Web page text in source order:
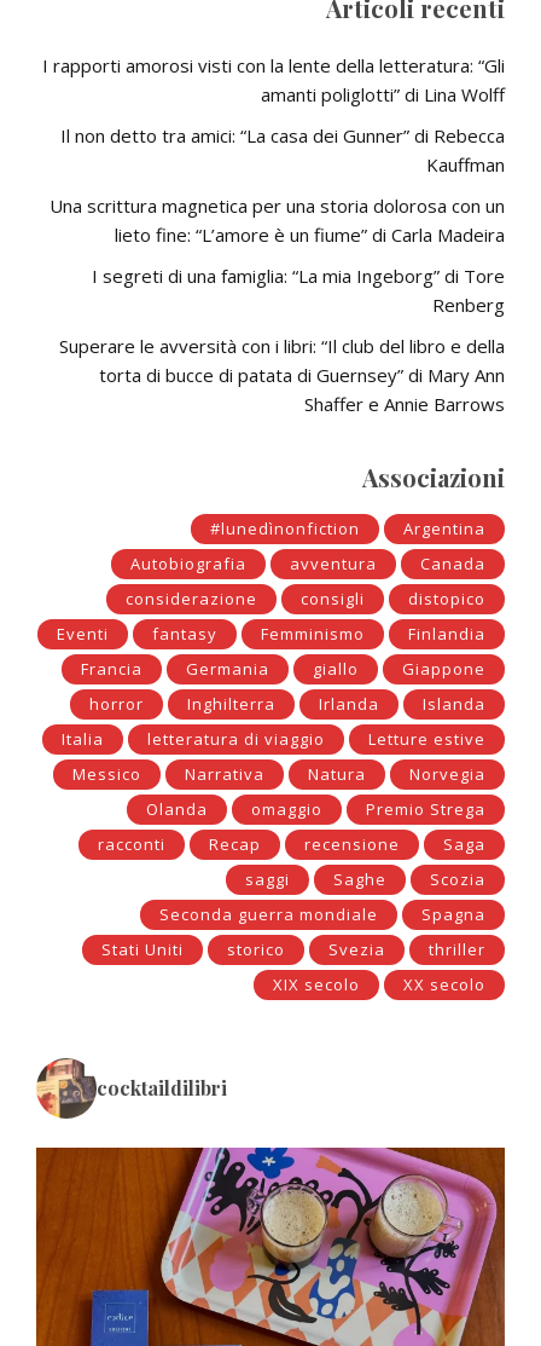
Articoli recenti
I rapporti amorosi visti con la lente della letteratura: “Gli
amanti poliglotti” di Lina Wolff
Il non detto tra amici: “La casa dei Gunner” di Rebecca
Kauffman
Una scrittura magnetica per una storia dolorosa con un
lieto fine: “L’amore è un fiume” di Carla Madeira
I segreti di una famiglia: “La mia Ingeborg” di Tore
Renberg
Superare le avversità con i libri: “Il club del libro e della
torta di bucce di patata di Guernsey” di Mary Ann
Shaffer e Annie Barrows
Associazioni
#lunedìnonfiction
Argentina
Autobiografia
avventura
Canada
considerazione
consigli
distopico
Eventi
fantasy Femminismo
Finlandia
Francia
Germania giallo
Giappone
horror
Inghilterra Irlanda
Islanda
Italia
letteratura di viaggio
Letture estive
Messico
Narrativa Natura
Norvegia
Olanda
omaggio
Premio Strega
racconti
Recap recensione
Saga
saggi
Saghe
Scozia
Seconda guerra mondiale
Spagna
Stati Uniti
storico Svezia
thriller
XIX secolo
XX secolo
cocktaildilibri